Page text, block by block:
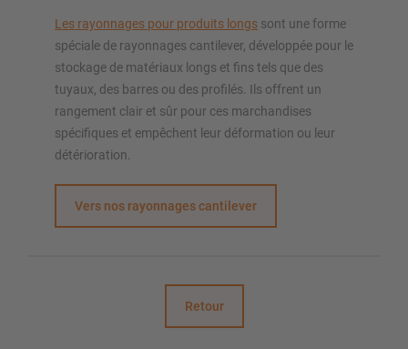
Les rayonnages pour produits longs sont une forme
spéciale de rayonnages cantilever, développée pour le
stockage de matériaux longs et fins tels que des
tuyaux, des barres ou des profilés. Ils offrent un
rangement clair et sûr pour ces marchandises
spécifiques et empêchent leur déformation ou leur
détérioration.
Vers nos rayonnages cantilever
Retour